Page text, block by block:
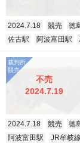
2024.7.18 競売 徳
佐古駅
阿波富田駅
不売
2024.7.19
2024.7.18 競売 徳
阿波富田駅
JR牟岐線